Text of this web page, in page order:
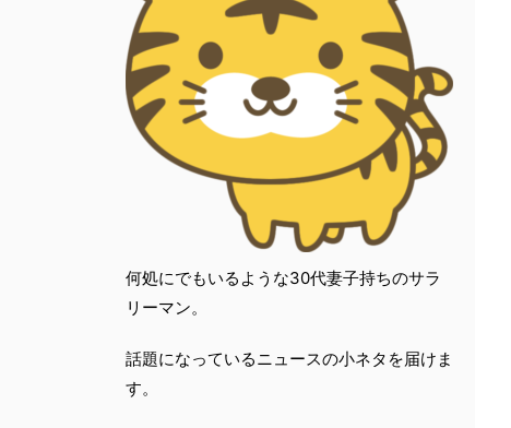
何処にでもいるような30代妻子持ちのサラ
リーマン。
話題になっているニュースの小ネタを届けま
す。